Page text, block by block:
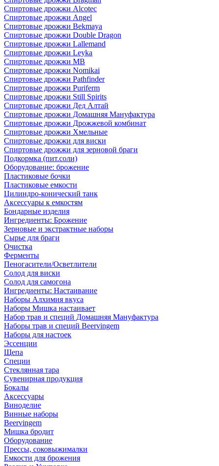
Спиртовые дрожжи Alcotec
Спиртовые дрожжи Angel
Спиртовые дрожжи Bekmaya
Спиртовые дрожжи Double Dragon
Спиртовые дрожжи Lallemand
Спиртовые дрожжи Leyka
Спиртовые дрожжи MB
Спиртовые дрожжи Nomikai
Спиртовые дрожжи Pathfinder
Спиртовые дрожжи Puriferm
Спиртовые дрожжи Still Spirits
Спиртовые дрожжи Дед Алтай
Спиртовые дрожжи Домашняя Мануфактура
Спиртовые дрожжи Дрожжевой комбинат
Спиртовые дрожжи Хмельные
Спиртовые дрожжи для виски
Спиртовые дрожжи для зерновой браги
Подкормка (пит.соли)
Оборудование: брожение
Пластиковые бочки
Пластиковые емкости
Цилиндро-конический танк
Аксессуары к емкостям
Бондарные изделия
Ингредиенты: Брожение
Зерновые и экстрактные наборы
Сырье для браги
Очистка
Ферменты
Пеногасители/Осветлители
Солод для виски
Солод для самогона
Ингредиенты: Настаивание
Наборы Алхимия вкуса
Наборы Мишка настаивает
Набор трав и специй Домашняя Мануфактура
Наборы трав и специй Beervingem
Наборы для настоек
Эссенции
Щепа
Специи
Стеклянная тара
Сувенирная продукция
Бокалы
Аксессуары
Виноделие
Винные наборы
Beervingem
Мишка бродит
Оборудование
Прессы, соковыжималки
Емкости для брожения